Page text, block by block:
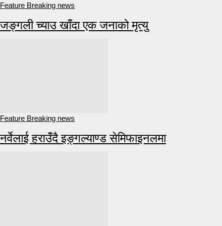
Feature Breaking news
जङ्गली च्याउ खाँदा एक जनाको मृत्यु
Feature Breaking news
नर्वेलाई हराउँदै इङ्गल्याण्ड सेमिफाइनलमा